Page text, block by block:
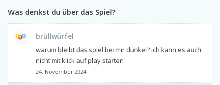
Was denkst du über das Spiel?
brüllwürfel
warum bleibt das spiel bei mir dunkel? ich kann es auch
nicht mit klick auf play starten
24. November 2024